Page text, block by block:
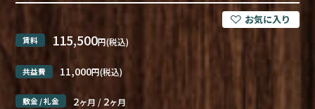
賃料 115,500円(税込)
共益費 11,000円(税込)
敷金 / 礼金 2ヶ月 / 2ヶ月